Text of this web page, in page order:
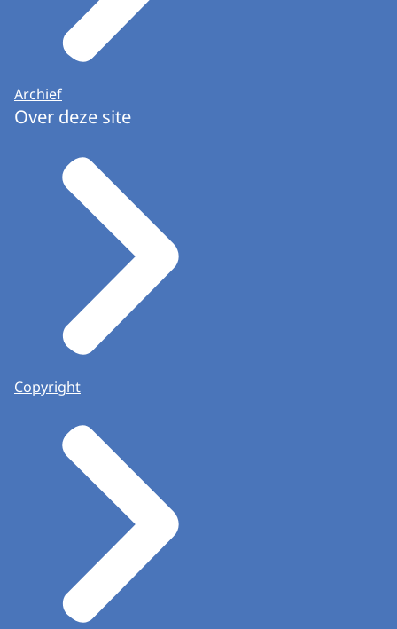
Archief
Over deze site
Copyright